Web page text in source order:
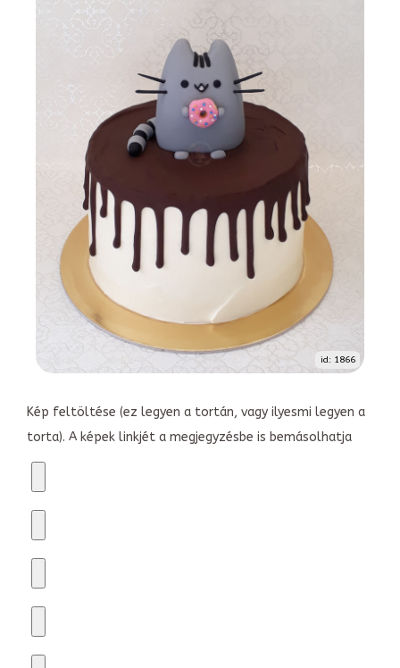
id: 1866
Kép feltöltése (ez legyen a tortán, vagy ilyesmi legyen a
torta). A képek linkjét a megjegyzésbe is bemásolhatja